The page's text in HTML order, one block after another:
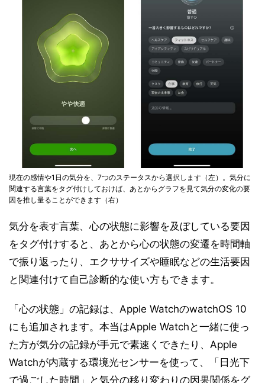
現在の感情や1日の気分を、7つのステータスから選択します（左）。気分に
関連する言葉をタグ付けしておけば、あとからグラフを見て気分の変化の要
因を推し量ることができます（右）
気分を表す言葉、心の状態に影響を及ぼしている要因
をタグ付けすると、あとから心の状態の変遷を時間軸
で振り返ったり、エクササイズや睡眠などの生活要因
と関連付けて自己診断的な使い方もできます。
「心の状態」の記録は、Apple WatchのwatchOS 10
にも追加されます。本当はApple Watchと一緒に使っ
た方が気分の記録が手元で素速くできたり、Apple
Watchが内蔵する環境光センサーを使って、「日光下
で過ごした時間」と気分の移り変わりの因果関係をグ